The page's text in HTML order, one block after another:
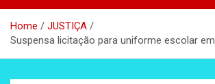
Home
JUSTIÇA
Suspensa licitação para uniforme escolar